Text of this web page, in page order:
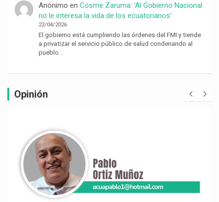
Anónimo en Cosme Zaruma: ‘Al Gobierno Nacional
no le interesa la vida de los ecuatorianos’
22/04/2026
El gobierno está cumpliendo las órdenes del FMI y tiende
a privatizar el servicio público de salud condenando al
pueblo…
Opinión